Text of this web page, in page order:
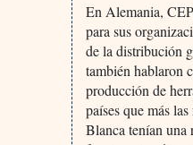
En Alemania,
para sus
de la distribución
también hablaron
producción de
países que más
Blanca tenían una